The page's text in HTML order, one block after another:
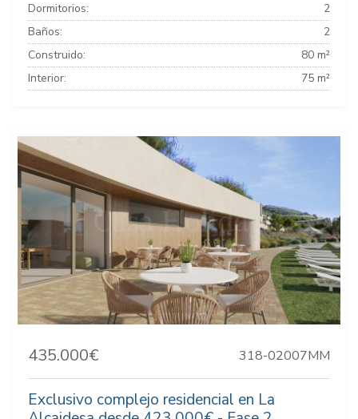
Dormitorios:
2
Baños:
2
Construido:
80 m²
Interior:
75 m²
435.000€ 318-02007MM
Exclusivo complejo residencial en La